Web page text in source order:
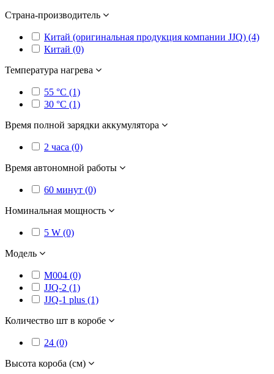
Страна-производитель
Китай (оригинальная продукция компании JJQ) (4)
Китай (0)
Температура нагрева
55 °C (1)
30 °C (1)
Время полной зарядки аккумулятора
2 часа (0)
Время автономной работы
60 минут (0)
Номинальная мощность
5 W (0)
Модель
M004 (0)
JJQ-2 (1)
JJQ-1 plus (1)
Количество шт в коробе
24 (0)
Высота короба (см)